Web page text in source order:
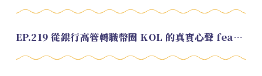
EP.219 從銀行高管轉職幣圈 KOL 的真實心聲 feat.龜大